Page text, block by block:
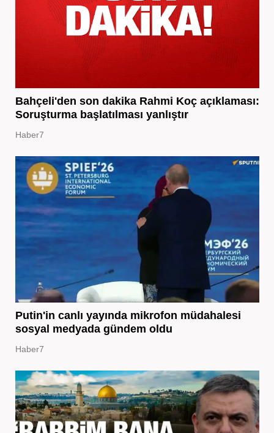
Bahçeli'den son dakika Rahmi Koç açıklaması:
Soruşturma başlatılması yanlıştır
Haber7
Putin'in canlı yayında mikrofon müdahalesi
sosyal medyada gündem oldu
Haber7